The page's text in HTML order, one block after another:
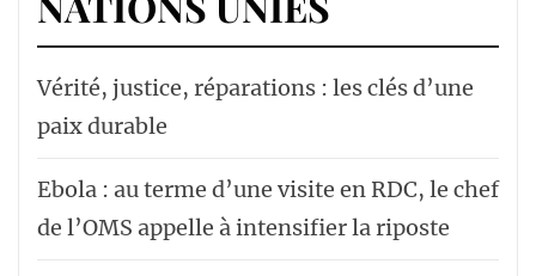
Vérité, justice, réparations : les clés d’une
paix durable
Ebola : au terme d’une visite en RDC, le chef
de l’OMS appelle à intensifier la riposte